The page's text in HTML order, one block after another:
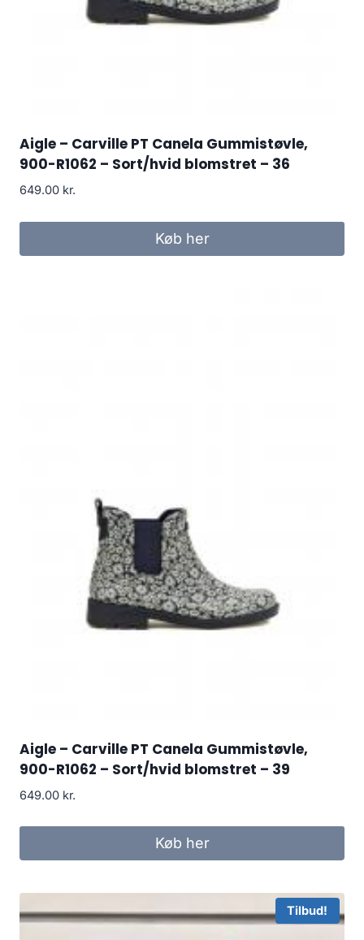
Aigle – Carville PT Canela Gummistøvle,
900-R1062 – Sort/hvid blomstret – 36
649.00 kr.
Køb her
Aigle – Carville PT Canela Gummistøvle,
900-R1062 – Sort/hvid blomstret – 39
649.00 kr.
Køb her
Tilbud!